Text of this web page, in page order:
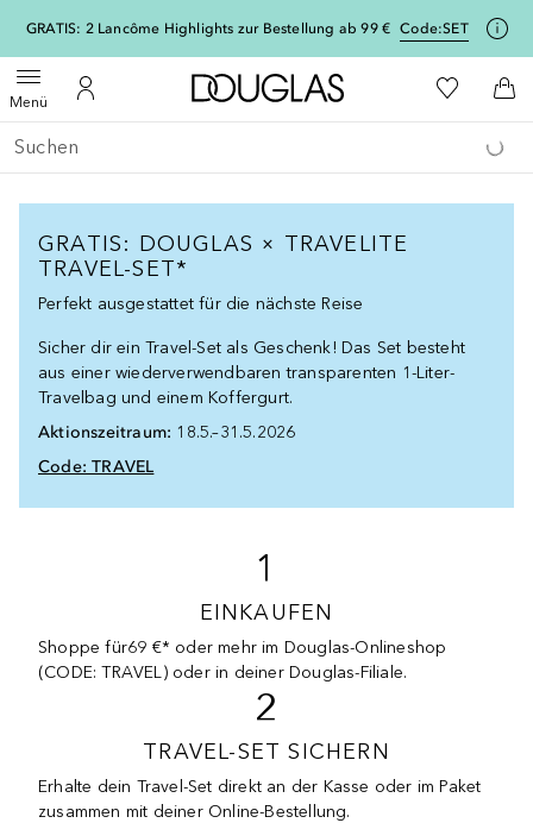
GRATIS: 2 Lancôme Highlights zur Bestellung ab 99 € Code:SET
MenüMenü öffnenZu Meinem Kundenkonto
Zur Douglas Startseite
Zu Meiner
Gehe zurück
Suche ausführen
GRATIS: DOUGLAS × TRAVELITE
TRAVEL-SET*
Perfekt ausgestattet für die nächste Reise
Sicher dir ein Travel-Set als Geschenk! Das Set besteht
aus einer wiederverwendbaren transparenten 1-Liter-
Travelbag und einem Koffergurt.
Aktionszeitraum: 18.5.–31.5.2026
Code: TRAVEL
1
EINKAUFEN
Shoppe für69 €* oder mehr im Douglas-Onlineshop
(CODE: TRAVEL) oder in deiner Douglas-Filiale.
2
TRAVEL-SET SICHERN
Erhalte dein Travel-Set direkt an der Kasse oder im Paket
zusammen mit deiner Online-Bestellung.